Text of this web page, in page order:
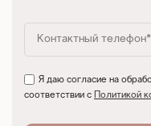
Я даю согласие на
соответствии с
Политикой